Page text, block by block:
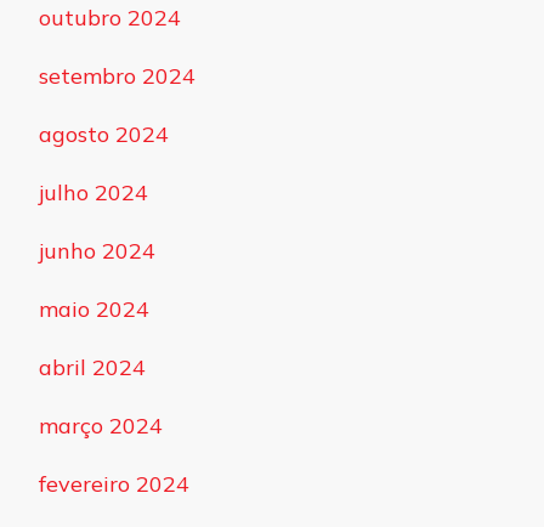
outubro 2024
setembro 2024
agosto 2024
julho 2024
junho 2024
maio 2024
abril 2024
março 2024
fevereiro 2024